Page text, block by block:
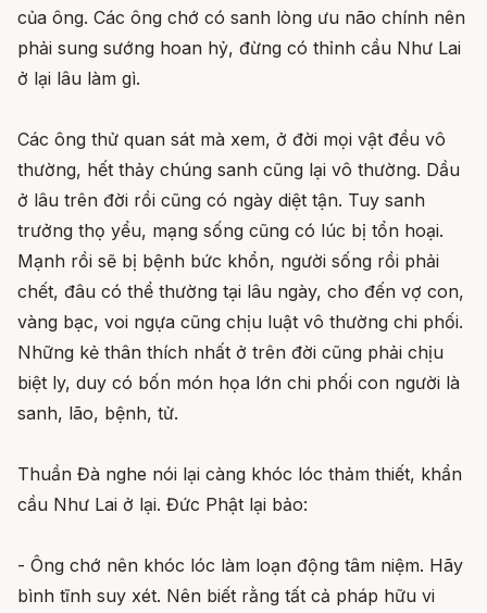
của ông. Các ông chớ có sanh lòng ưu não chính nên
phải sung sướng hoan hỷ, đừng có thỉnh cầu Như Lai
ở lại lâu làm gì.
Các ông thử quan sát mà xem, ở đời mọi vật đều vô
thường, hết thảy chúng sanh cũng lại vô thường. Dầu
ở lâu trên đời rồi cũng có ngày diệt tận. Tuy sanh
trưởng thọ yểu, mạng sống cũng có lúc bị tổn hoại.
Mạnh rồi sẽ bị bệnh bức khổn, người sống rồi phải
chết, đâu có thể thường tại lâu ngày, cho đến vợ con,
vàng bạc, voi ngựa cũng chịu luật vô thường chi phối.
Những kẻ thân thích nhất ở trên đời cũng phải chịu
biệt ly, duy có bốn món họa lớn chi phối con người là
sanh, lão, bệnh, tử.
Thuần Đà nghe nói lại càng khóc lóc thảm thiết, khẩn
cầu Như Lai ở lại. Đức Phật lại bảo:
- Ông chớ nên khóc lóc làm loạn động tâm niệm. Hãy
bình tĩnh suy xét. Nên biết rằng tất cả pháp hữu vi